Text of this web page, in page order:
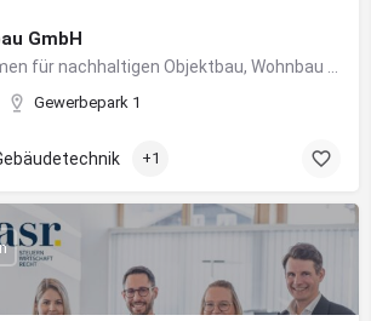
GmbH
Gewerbepark 1
+1